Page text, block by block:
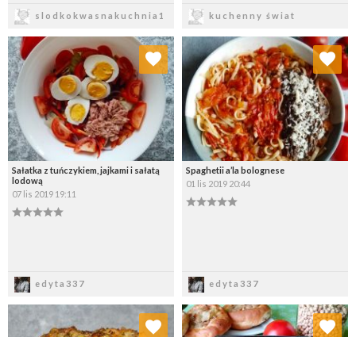
slodkokwasnakuchnia1 kuchenny świat
Sałatka z tuńczykiem, jajkami i sałatą
lodową
07 lis 2019 19:11
edyta337
Dodaj do ulubionych
Wybierz listę:
Spaghetii a’la bolognese
01 lis 2019 20:44
edyta337
Dodaj do ulubionych
Wybierz listę:
Dodaj do ulubionych Dodaj do ulubionych